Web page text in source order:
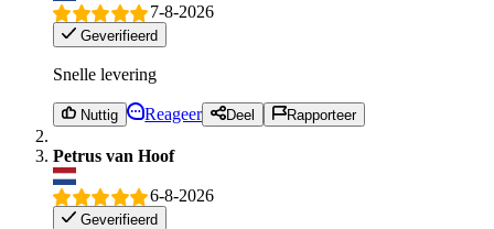
7-8-2026
Geverifieerd
Snelle levering
Nuttig Reageer Deel Rapporteer
Petrus van Hoof
6-8-2026
Geverifieerd